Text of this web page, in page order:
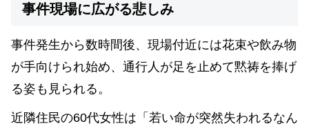
事件現場に広がる悲しみ
事件発生から数時間後、現場付近には花束や飲み物
が手向けられ始め、通行人が足を止めて黙祷を捧げ
る姿も見られる。
近隣住民の60代女性は「若い命が突然失われるなん